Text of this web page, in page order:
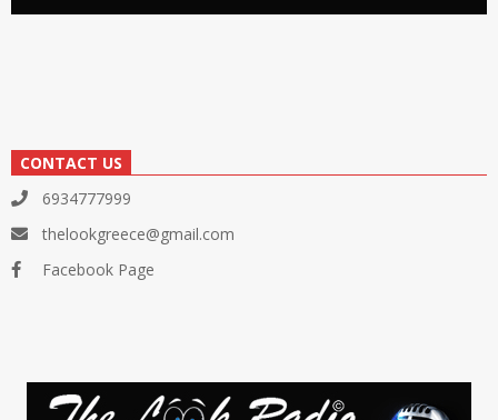
CONTACT US
6934777999
thelookgreece@gmail.com
Facebook Page